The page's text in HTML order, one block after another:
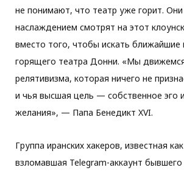
не понимают, что театр уже горит.
наслаждением смотрят на этот
вместо того, чтобы искать ближайшие
горящего театра Донни. «Мы
релятивизма, которая ничего не
и чья высшая цель — собственное эго
желания», — Папа Бенедикт XVI.
Группа иранских хакеров, известная
взломавшая Telegram-аккаунт